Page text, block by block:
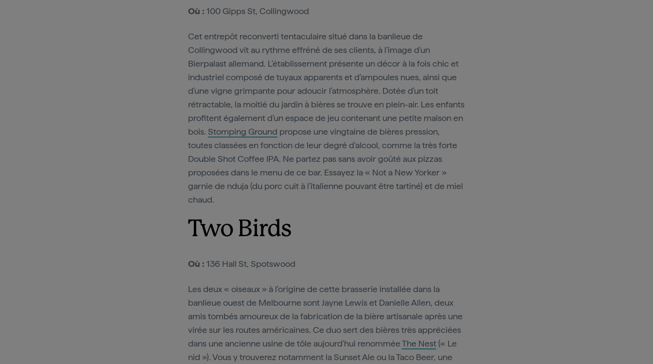
Où : 100 Gipps St, Collingwood
Cet entrepôt reconverti tentaculaire situé dans la banlieue de
Collingwood vit au rythme effréné de ses clients, à l'image d'un
Bierpalast allemand. L'établissement présente un décor à la fois chic et
industriel composé de tuyaux apparents et d'ampoules nues, ainsi que
d'une vigne grimpante pour adoucir l'atmosphère. Dotée d'un toit
rétractable, la moitié du jardin à bières se trouve en plein-air. Les enfants
profitent également d'un espace de jeu contenant une petite maison en
bois. Stomping Ground propose une vingtaine de bières pression,
toutes classées en fonction de leur degré d'alcool, comme la très forte
Double Shot Coffee IPA. Ne partez pas sans avoir goûté aux pizzas
proposées dans le menu de ce bar. Essayez la « Not a New Yorker »
garnie de nduja (du porc cuit à l'italienne pouvant être tartiné) et de miel
chaud.
Two Birds
Où : 136 Hall St, Spotswood
Les deux « oiseaux » à l'origine de cette brasserie installée dans la
banlieue ouest de Melbourne sont Jayne Lewis et Danielle Allen, deux
amis tombés amoureux de la fabrication de la bière artisanale après une
virée sur les routes américaines. Ce duo sert des bières très appréciées
dans une ancienne usine de tôle aujourd'hui renomméeThe Nest (« Le
nid »). Vous y trouverez notamment la Sunset Ale ou la Taco Beer, une